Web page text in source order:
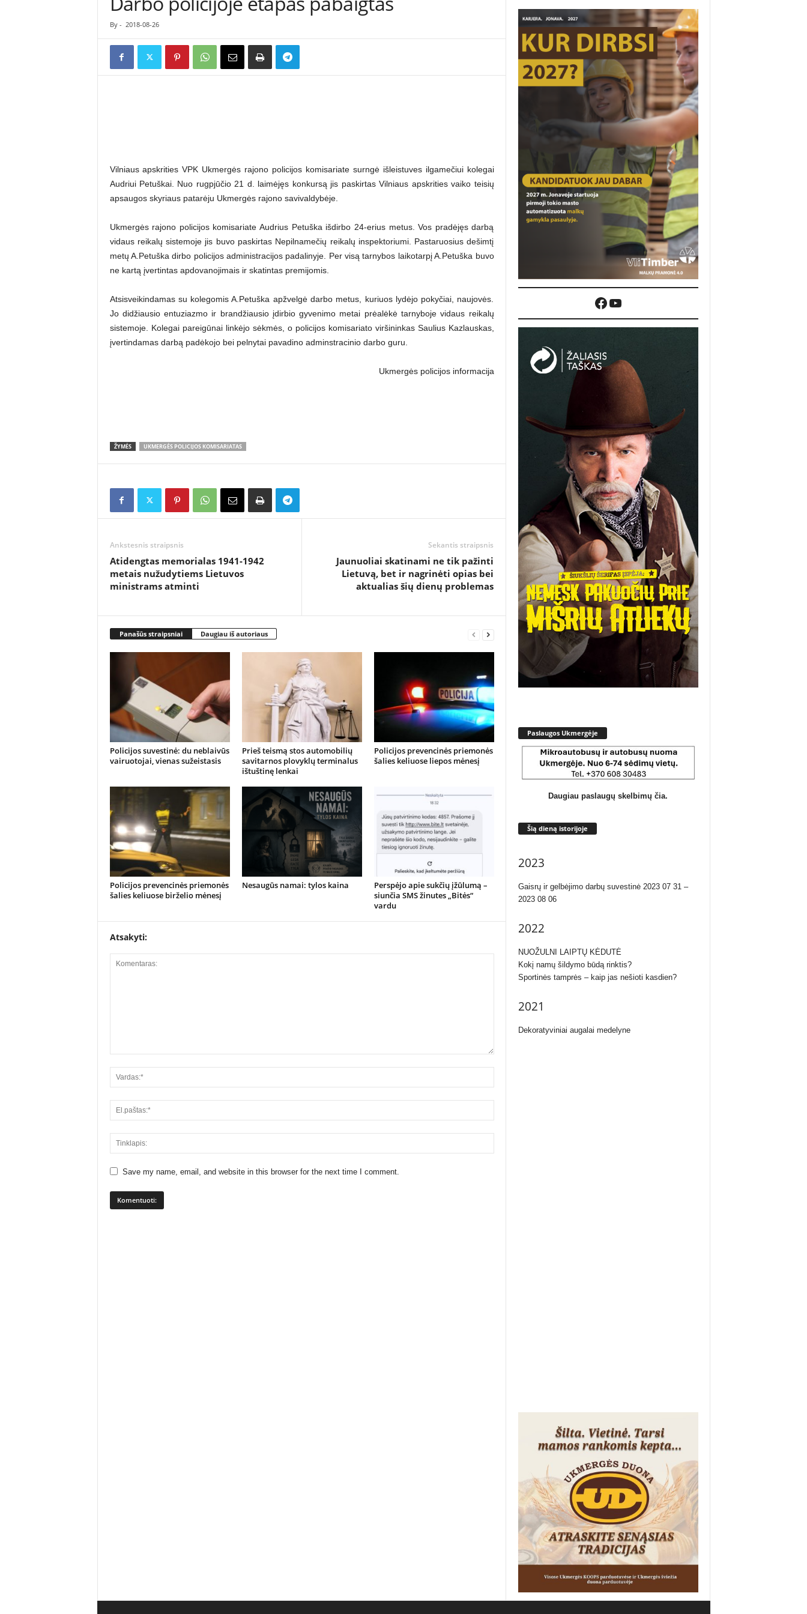
By - 2018-08-26
Vilniaus apskrities VPK Ukmergės rajono policijos komisariate surngė išleistuves ilgamečiui kolegai
Audriui Petuškai. Nuo rugpjūčio 21 d. laimėjęs konkursą jis paskirtas Vilniaus apskrities vaiko teisių
apsaugos skyriaus patarėju Ukmergės rajono savivaldybėje.
Ukmergės rajono policijos komisariate Audrius Petuška išdirbo 24-erius metus. Vos pradėjęs darbą
vidaus reikalų sistemoje jis buvo paskirtas Nepilnamečių reikalų inspektoriumi. Pastaruosius dešimtį
metų A.Petuška dirbo policijos administracijos padalinyje. Per visą tarnybos laikotarpį A.Petuška buvo
ne kartą įvertintas apdovanojimais ir skatintas premijomis.
Atsisveikindamas su kolegomis A.Petuška apžvelgė darbo metus, kuriuos lydėjo pokyčiai, naujovės.
Jo didžiausio entuziazmo ir brandžiausio įdirbio gyvenimo metai prėalėkė tarnyboje vidaus reikalų
sistemoje. Kolegai pareigūnai linkėjo sėkmės, o policijos komisariato viršininkas Saulius Kazlauskas,
įvertindamas darbą padėkojo bei pelnytai pavadino adminstracinio darbo guru.
Ukmergės policijos informacija
ŽYMĖS UKMERGĖS POLICIJOS KOMISARIATAS
Ankstesnis straipsnis
Atidengtas memorialas 1941-1942
metais nužudytiems Lietuvos
ministrams atminti
Sekantis straipsnis
Jaunuoliai skatinami ne tik pažinti
Lietuvą, bet ir nagrinėti opias bei
aktualias šių dienų problemas
Panašūs straipsniai Daugiau iš autoriaus
Policijos suvestinė: du neblaivūs
vairuotojai, vienas sužeistasis
Prieš teismą stos automobilių
savitarnos plovyklų terminalus
ištuštinę lenkai
Policijos prevencinės priemonės
šalies keliuose liepos mėnesį
Policijos prevencinės priemonės
šalies keliuose birželio mėnesį
Nesaugūs namai: tylos kaina
Perspėjo apie sukčių įžūlumą –
siunčia SMS žinutes „Bitės“
vardu
Atsakyti:
Save my name, email, and website in this browser for the next time I comment.
Facebook
YouTube
Paslaugos Ukmergėje
Daugiau paslaugų skelbimų čia.
Šią dieną istorijoje
2023
Gaisrų ir gelbėjimo darbų suvestinė 2023 07 31 –
2023 08 06
2022
NUOŽULNI LAIPTŲ KĖDUTĖ
Kokį namų šildymo būdą rinktis?
Sportinės tamprės – kaip jas nešioti kasdien?
2021
Dekoratyviniai augalai medelyne